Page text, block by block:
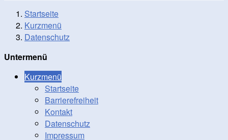
Startseite
Kurzmenü
Datenschutz
Untermenü
Kurzmenü
Startseite
Barrierefreiheit
Kontakt
Datenschutz
Impressum